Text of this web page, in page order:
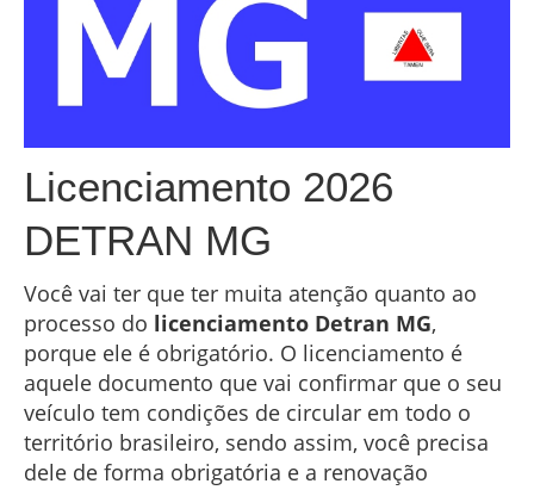
Licenciamento 2026
DETRAN MG
Você vai ter que ter muita atenção quanto ao
processo do licenciamento Detran MG,
porque ele é obrigatório. O licenciamento é
aquele documento que vai confirmar que o seu
veículo tem condições de circular em todo o
território brasileiro, sendo assim, você precisa
dele de forma obrigatória e a renovação